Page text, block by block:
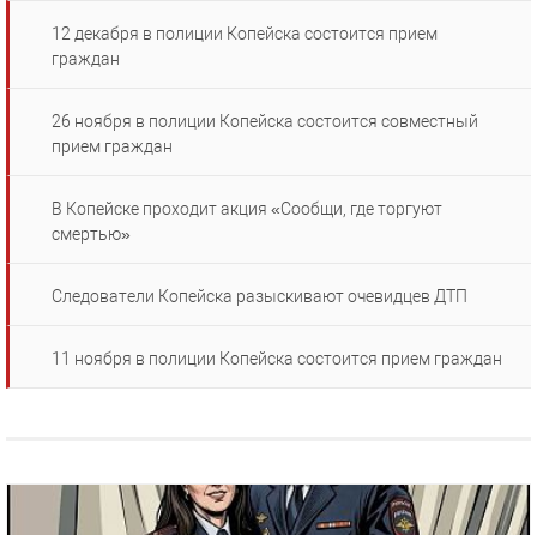
12 декабря в полиции Копейска состоится прием
граждан
26 ноября в полиции Копейска состоится совместный
прием граждан
В Копейске проходит акция «Сообщи, где торгуют
смертью»
Следователи Копейска разыскивают очевидцев ДТП
11 ноября в полиции Копейска состоится прием граждан